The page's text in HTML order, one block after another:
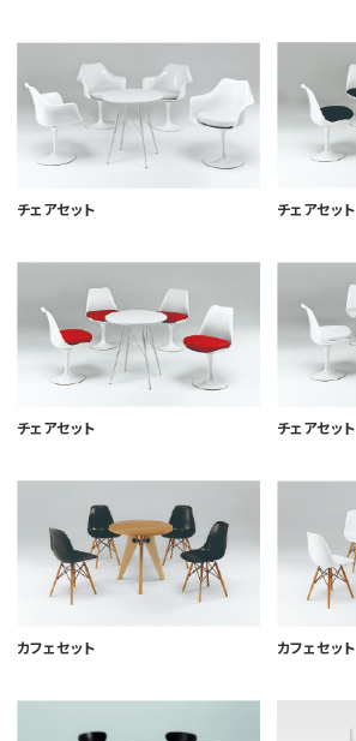
チェアセット チェアセット
チェアセット チェアセット
カフェセット カフェセット